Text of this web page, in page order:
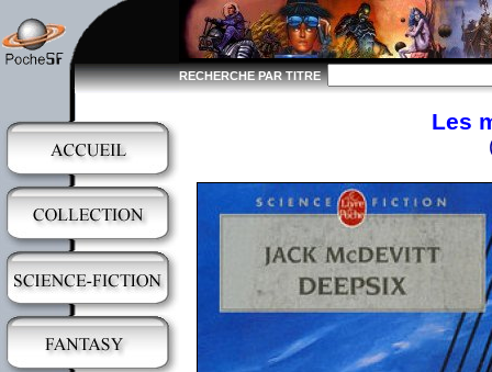
RECHERCHE PAR TITRE
Les